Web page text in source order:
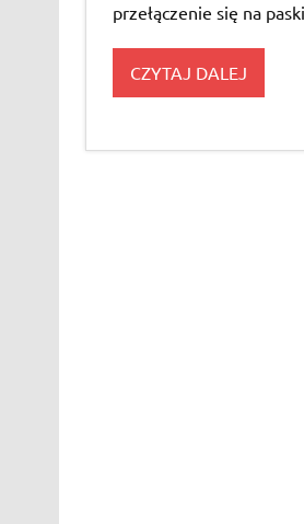
przełączenie się na
CZYTAJ DALEJ